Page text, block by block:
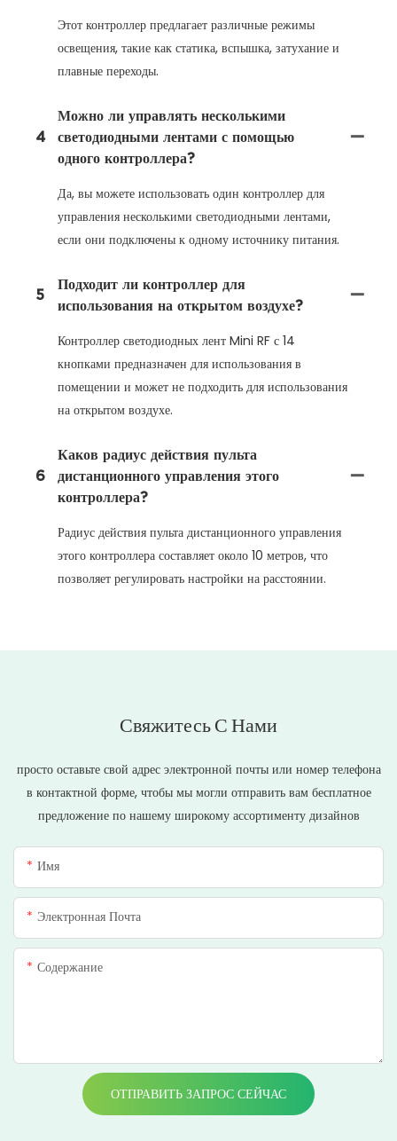
Этот контроллер предлагает различные режимы
освещения, такие как статика, вспышка, затухание и
плавные переходы.
4
Можно ли управлять несколькими
светодиодными лентами с помощью
одного контроллера?
Да, вы можете использовать один контроллер для
управления несколькими светодиодными лентами,
если они подключены к одному источнику питания.
5
Подходит ли контроллер для
использования на открытом воздухе?
Контроллер светодиодных лент Mini RF с 14
кнопками предназначен для использования в
помещении и может не подходить для использования
на открытом воздухе.
6
Каков радиус действия пульта
дистанционного управления этого
контроллера?
Радиус действия пульта дистанционного управления
этого контроллера составляет около 10 метров, что
позволяет регулировать настройки на расстоянии.
Свяжитесь С Нами
просто оставьте свой адрес электронной почты или номер телефона
в контактной форме, чтобы мы могли отправить вам бесплатное
предложение по нашему широкому ассортименту дизайнов
Имя
Электронная Почта
Содержание
ОТПРАВИТЬ ЗАПРОС СЕЙЧАС